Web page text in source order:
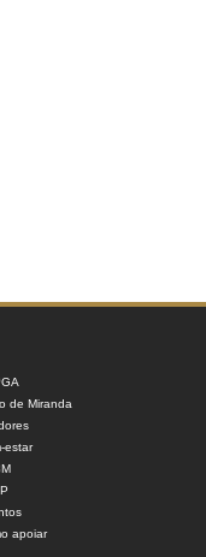
de Miranda
estar
apoiar